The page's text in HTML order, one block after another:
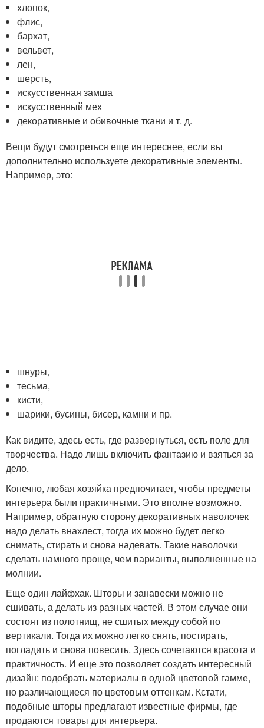
хлопок,
флис,
бархат,
вельвет,
лен,
шерсть,
искусственная замша
искусственный мех
декоративные и обивочные ткани и т. д.
Вещи будут смотреться еще интереснее, если вы
дополнительно используете декоративные элементы.
Например, это:
шнуры,
тесьма,
кисти,
шарики, бусины, бисер, камни и пр.
Как видите, здесь есть, где развернуться, есть поле для
творчества. Надо лишь включить фантазию и взяться за
дело.
Конечно, любая хозяйка предпочитает, чтобы предметы
интерьера были практичными. Это вполне возможно.
Например, обратную сторону декоративных наволочек
надо делать внахлест, тогда их можно будет легко
снимать, стирать и снова надевать. Такие наволочки
сделать намного проще, чем варианты, выполненные на
молнии.
Еще один лайфхак. Шторы и занавески можно не
сшивать, а делать из разных частей. В этом случае они
состоят из полотнищ, не сшитых между собой по
вертикали. Тогда их можно легко снять, постирать,
погладить и снова повесить. Здесь сочетаются красота и
практичность. И еще это позволяет создать интересный
дизайн: подобрать материалы в одной цветовой гамме,
но различающиеся по цветовым оттенкам. Кстати,
подобные шторы предлагают известные фирмы, где
продаются товары для интерьера.